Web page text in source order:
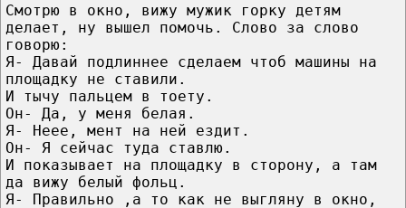
Смотрю в окно, вижу мужик горку детям
делает, ну вышел помочь. Слово за слово
говорю:
Я- Давай подлиннее сделаем чтоб машины на
площадку не ставили.
И тычу пальцем в тоету.
Он- Да, у меня белая.
Я- Неее, мент на ней ездит.
Он- Я сейчас туда ставлю.
И показывает на площадку в сторону, а там
да вижу белый фольц.
Я- Правильно ,а то как не выгляну в окно,